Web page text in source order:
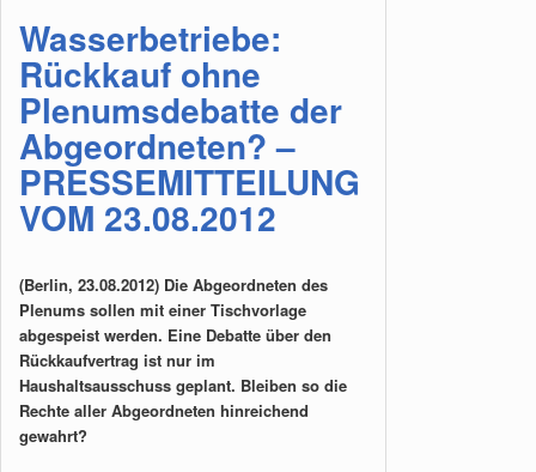
Wasserbetriebe:
Rückkauf ohne
Plenumsdebatte der
Abgeordneten? –
PRESSEMITTEILUNG
VOM 23.08.2012
(Berlin, 23.08.2012) Die Abgeordneten des
Plenums sollen mit einer Tischvorlage
abgespeist werden. Eine Debatte über den
Rückkaufvertrag ist nur im
Haushaltsausschuss geplant. Bleiben so die
Rechte aller Abgeordneten hinreichend
gewahrt?